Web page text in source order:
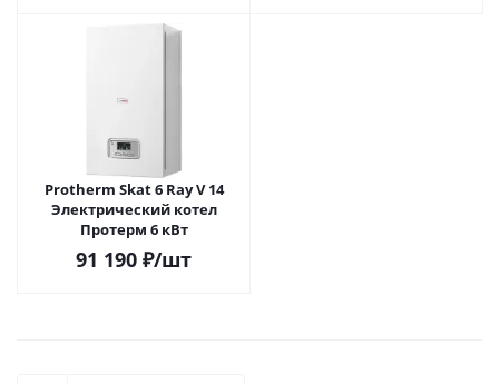
Protherm Skat 6 Ray V 14
Электрический котел
Протерм 6 кВт
91 190 ₽/шт